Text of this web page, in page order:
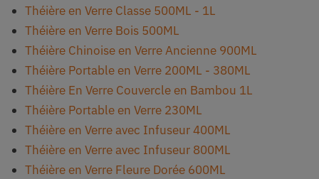
Théière en Verre Classe 500ML - 1L
Théière en Verre Bois 500ML
Théière Chinoise en Verre Ancienne 900ML
Théière Portable en Verre 200ML - 380ML
Théière En Verre Couvercle en Bambou 1L
Théière Portable en Verre 230ML
Théière en Verre avec Infuseur 400ML
Théière en Verre avec Infuseur 800ML
Théière en Verre Fleure Dorée 600ML